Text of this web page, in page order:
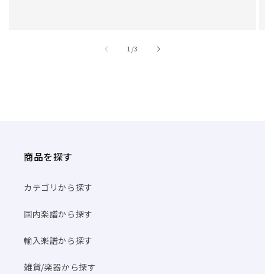
商品を探す
カテゴリから探す
国内楽譜から探す
輸入楽譜から探す
雑貨/楽器から探す